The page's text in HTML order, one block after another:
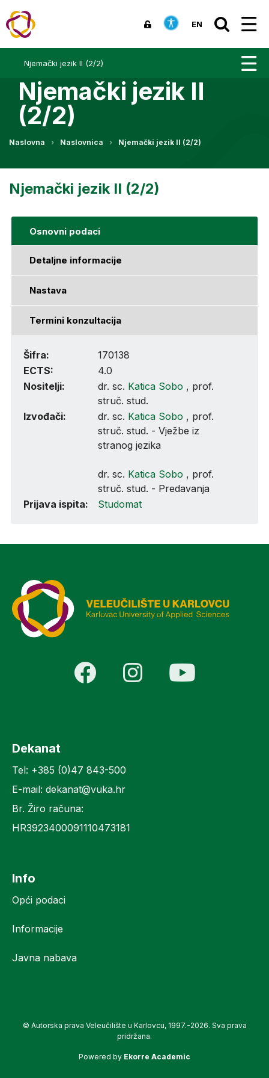
EN
Njemački jezik II (2/2)
Njemački jezik II
(2/2)
Naslovna Naslovnica Njemački jezik II (2/2)
Njemački jezik II (2/2)
Osnovni podaci
Detaljne informacije
Nastava
Termini konzultacija
Šifra:
170138
ECTS:
4.0
Nositelji:
dr. sc. Katica Sobo , prof.
struč. stud.
Izvođači:
dr. sc. Katica Sobo , prof.
struč. stud. - Vježbe iz
stranog jezika
dr. sc. Katica Sobo , prof.
struč. stud. - Predavanja
Prijava ispita:
Studomat
Dekanat
Tel: +385 (0)47 843-500
E-mail: dekanat@vuka.hr
Br. Žiro računa:
HR3923400091110473181
Info
Opći podaci
Informacije
Javna nabava
© Autorska prava Veleučilište u Karlovcu, 1997.-2026. Sva prava
pridržana.
Powered by Ekorre Academic